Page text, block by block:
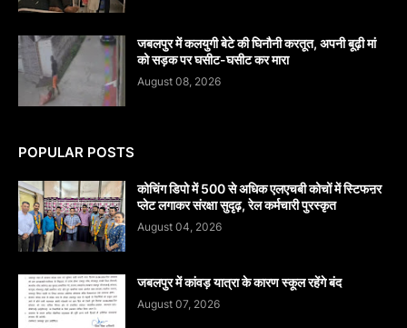
जबलपुर में कलयुगी बेटे की घिनौनी करतूत, अपनी बूढ़ी मां
को सड़क पर घसीट-घसीट कर मारा
August 08, 2026
POPULAR POSTS
कोचिंग डिपो में 500 से अधिक एलएचबी कोचों में स्टिफऩर
प्लेट लगाकर संरक्षा सुदृढ़, रेल कर्मचारी पुरस्कृत
August 04, 2026
जबलपुर में कांवड़ यात्रा के कारण स्कूल रहेंगे बंद
August 07, 2026